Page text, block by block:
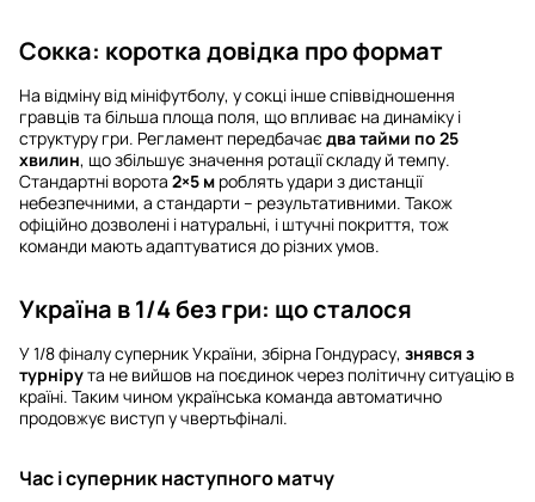
Сокка: коротка довідка про формат
На відміну від мініфутболу, у сокці інше співвідношення
гравців та більша площа поля, що впливає на динаміку і
структуру гри. Регламент передбачає два тайми по 25
хвилин, що збільшує значення ротації складу й темпу.
Стандартні ворота 2×5 м роблять удари з дистанції
небезпечними, а стандарти – результативними. Також
офіційно дозволені і натуральні, і штучні покриття, тож
команди мають адаптуватися до різних умов.
Україна в 1/4 без гри: що сталося
У 1/8 фіналу суперник України, збірна Гондурасу, знявся з
турнірута не вийшов на поєдинок через політичну ситуацію в
країні. Таким чином українська команда автоматично
продовжує виступ у чвертьфіналі.
Час і суперник наступного матчу